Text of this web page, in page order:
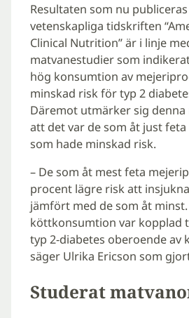
Resultaten som nu
vetenskapliga tidskriften
Clinical Nutrition” är i linje
matvanestudier som
hög konsumtion av
minskad risk för typ 2
Däremot utmärker sig denna
att det var de som åt just
som hade minskad risk.
– De som åt mest feta
procent lägre risk att
jämfört med de som åt
köttkonsumtion var kopplad
typ 2-diabetes oberoende av
säger Ulrika Ericson som
Studerat